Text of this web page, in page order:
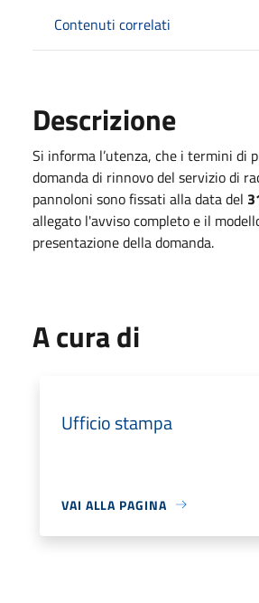
Contenuti correlati
Descrizione
Si informa l’utenza, che i termini di
domanda di rinnovo del servizio di
pannoloni sono fissati alla data del
allegato l'avviso completo e il
presentazione della domanda.
A cura di
Ufficio stampa
VAI ALLA PAGINA